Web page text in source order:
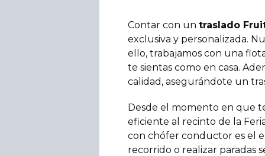
Contar con un traslado
exclusiva y personalizada.
ello, trabajamos con una
te sientas como en casa.
calidad, asegurándote un
Desde el momento en que
eficiente al recinto de la
con chófer conductor es el
recorrido o realizar paradas